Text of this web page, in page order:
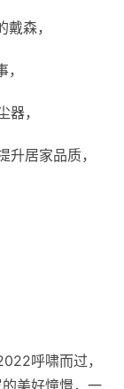
森，
，
居家品质，
呼啸而过，
美好憧憬，一